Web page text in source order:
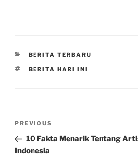
CATEGORIES
BERITA TERBARU
TAGS
BERITA HARI INI
Previous
Post
PREVIOUS
10 Fakta Menarik Tentang
Indonesia